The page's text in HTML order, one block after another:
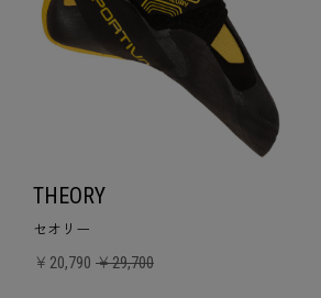
THEORY
セオリー
￥20,790 ￥29,700